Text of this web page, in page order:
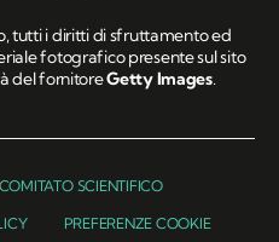
tutti i diritti di sfruttamento ed
fotografico presente sul sito
del fornitoreGetty Images.
COMITATO SCIENTIFICO
PREFERENZE COOKIE